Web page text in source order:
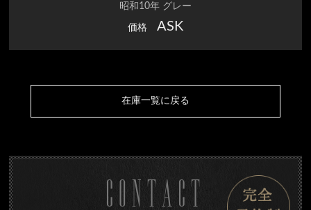
昭和10年 グレー
価格 ASK
在庫一覧に戻る
CONTACT